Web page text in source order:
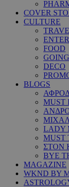
COVER
CULTURE
FOOD
DECO
BLOGS
LADY
MUST
ΣΤΟΝ
BYE
MAGAZINE
WKND BY